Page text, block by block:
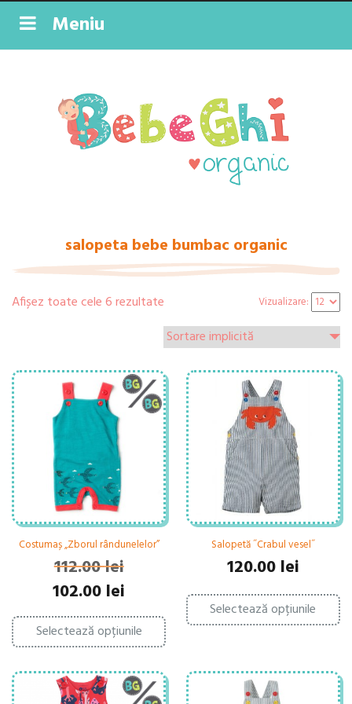
Meniu
salopeta bebe bumbac organic
Afișez toate cele 6 rezultate Vizualizare:
Costumaș „Zborul rândunelelor”
112.00lei
Prețul
inițial
a
fost:
112.00 lei.
102.00 lei
este:
102.00 lei.
Selectează opțiunile
Acest
produs
are
multe
variații.
Opțiunile
Salopetă ˝Crabul vesel˝
120.00 lei
Selectează opțiunile